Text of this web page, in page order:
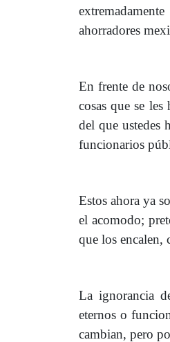
ahorradores
En frente de
cosas que se
del que ustedes
funcionarios
Estos ahora ya
el acomodo;
que los encalen,
La ignorancia
eternos o
cambian, pero